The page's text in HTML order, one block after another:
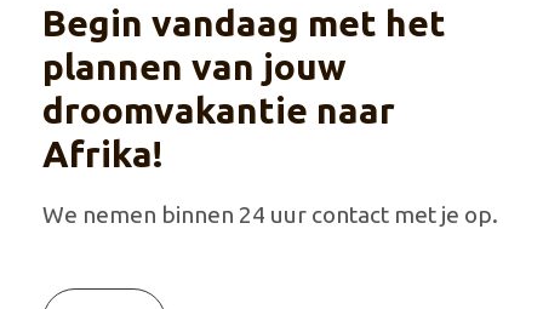
Begin vandaag met het
plannen van jouw
droomvakantie naar
Afrika!
We nemen binnen 24 uur contact met je op.